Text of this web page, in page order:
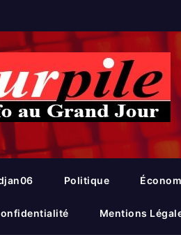
Politique
Mentions